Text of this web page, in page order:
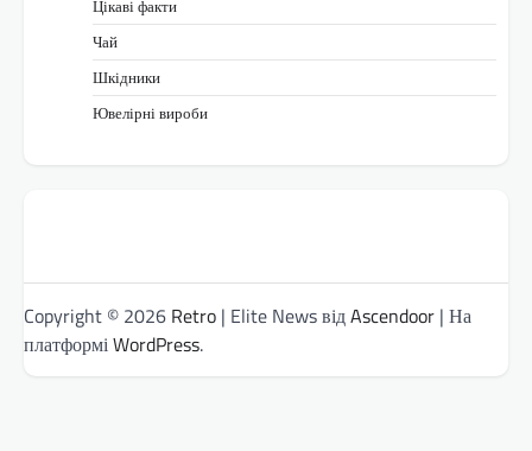
Цікаві факти
Чай
Шкідники
Ювелірні вироби
Copyright © 2026 Retro | Elite News відAscendoor | На
платформіWordPress.